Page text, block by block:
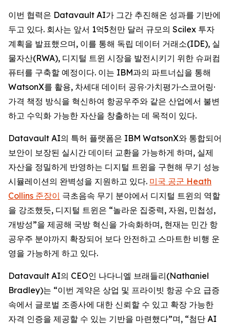
이번 협력은 Datavault AI가 그간 추진해온 성과를 기반에
두고 있다. 회사는 앞서 1억5천만 달러 규모의 Scilex 투자
계획을 발표했으며, 이를 통해 독립 데이터 거래소(IDE), 실
물자산(RWA), 디지털 트윈 시장을 발전시키기 위한 슈퍼컴
퓨터를 구축할 예정이다. 이는 IBM과의 파트너십을 통해
WatsonX를 활용, 차세대 데이터 공유·가치평가·스코어링·
가격 책정 방식을 혁신하여 항공우주와 같은 산업에서 불변
하고 수익화 가능한 자산을 창출하는 데 목적이 있다.
Datavault AI의 특허 플랫폼은 IBM WatsonX와 통합되어
보안이 보장된 실시간 데이터 교환을 가능하게 하며, 실제
자산을 정밀하게 반영하는 디지털 트윈을 구현해 무기 성능
시뮬레이션의 완벽성을 지원하고 있다. 미국 공군 Heath
Collins 준장이 극초음속 무기 분야에서 디지털 트윈의 역할
을 강조했듯, 디지털 트윈은 “놀라운 집중력, 자원, 민첩성,
개방성”을 제공해 국방 혁신을 가속화하며, 현재는 민간 항
공우주 분야까지 확장되어 보다 안전하고 스마트한 비행 운
영을 가능하게 하고 있다.
Datavault AI의 CEO인 나다니엘 브래들리(Nathaniel
Bradley)는 “이번 계약은 상업 및 프라이빗 항공 수요 급증
속에서 글로벌 조종사에 대한 신뢰할 수 있고 확장 가능한
자격 인증을 제공할 수 있는 기반을 마련했다”며, “첨단 AI